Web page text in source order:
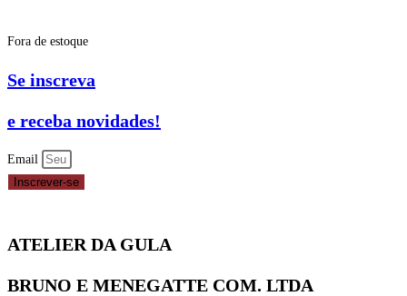
Fora de estoque
Se inscreva
e receba novidades!
Email
Inscrever-se
ATELIER DA GULA
BRUNO E MENEGATTE COM. LTDA